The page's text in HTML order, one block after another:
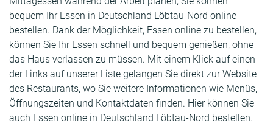
bequem Ihr Essen in Deutschland Löbtau-Nord online
bestellen. Dank der Möglichkeit, Essen online zu bestellen,
können Sie Ihr Essen schnell und bequem genießen, ohne
das Haus verlassen zu müssen. Mit einem Klick auf einen
der Links auf unserer Liste gelangen Sie direkt zur Website
des Restaurants, wo Sie weitere Informationen wie Menüs,
Öffnungszeiten und Kontaktdaten finden. Hier können Sie
auch Essen online in Deutschland Löbtau-Nord bestellen.